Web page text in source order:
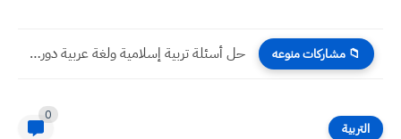
📁 مشاركات منوعه حل أسئلة تربية إسلامية ولغة عربية دور ثاني 2024 صف...
التربية
0